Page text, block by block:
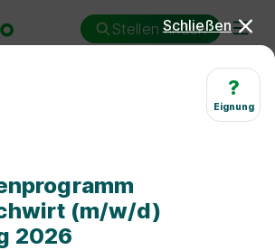
Stellen finden
in
Schließen
?
Eignung
(m/w/d)
2026